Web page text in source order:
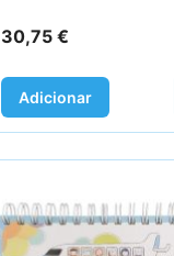
30,75 €
Adicionar